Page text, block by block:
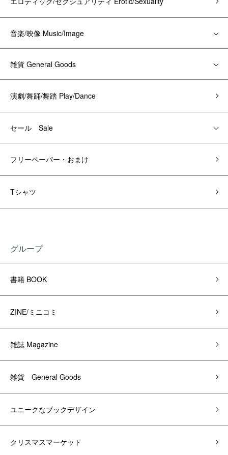
音楽/映像 Music/Image
雑貨 General Goods
演劇/舞踊/舞踏 Play/Dance
セール Sale
フリーペーパー・おまけ
Tシャツ
グループ
書籍 BOOK
ZINE/ミニコミ
雑誌 Magazine
雑貨 General Goods
ユニークなブックデザイン
クリスマスマーケット